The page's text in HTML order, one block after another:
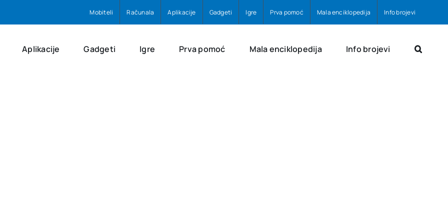
Mobiteli Računala Aplikacije Gadgeti Igre Prva pomoć Mala enciklopedija Info brojevi
Aplikacije Gadgeti Igre Prva pomoć Mala enciklopedija Info brojevi